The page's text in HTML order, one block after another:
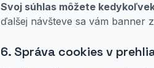
Svoj súhlas môžete
ďalšej návšteve sa vám banner
6. Správa cookies v